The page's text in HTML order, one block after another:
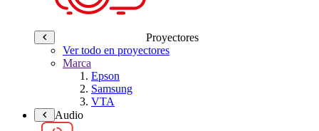
Proyectores
Ver todo en proyectores
Marca
Epson
Samsung
VTA
Audio